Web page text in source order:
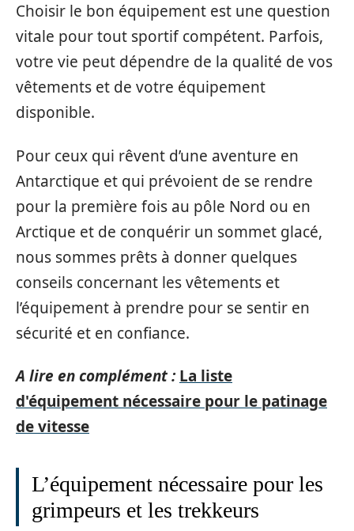
Choisir le bon équipement est une question
vitale pour tout sportif compétent. Parfois,
votre vie peut dépendre de la qualité de vos
vêtements et de votre équipement
disponible.
Pour ceux qui rêvent d’une aventure en
Antarctique et qui prévoient de se rendre
pour la première fois au pôle Nord ou en
Arctique et de conquérir un sommet glacé,
nous sommes prêts à donner quelques
conseils concernant les vêtements et
l’équipement à prendre pour se sentir en
sécurité et en confiance.
A lire en complément : La liste
d'équipement nécessaire pour le patinage
de vitesse
L’équipement nécessaire pour les
grimpeurs et les trekkeurs